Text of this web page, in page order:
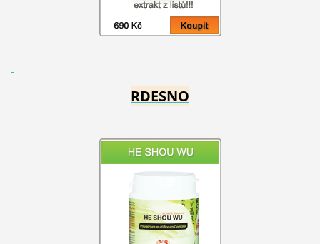
RDESNO